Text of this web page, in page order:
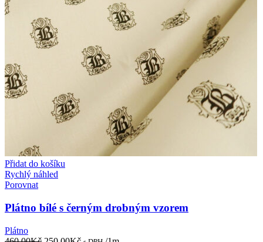
Přidat do košíku
Rychlý náhled
Porovnat
Plátno bílé s černým drobným vzorem
Plátno